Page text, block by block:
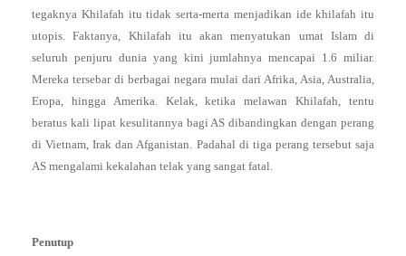
tegaknya Khilafah itu tidak serta-merta menjadikan ide khilafah itu
utopis. Faktanya, Khilafah itu akan menyatukan umat Islam di
seluruh penjuru dunia yang kini jumlahnya mencapai 1.6 miliar.
Mereka tersebar di berbagai negara mulai dari Afrika, Asia, Australia,
Eropa, hingga Amerika. Kelak, ketika melawan Khilafah, tentu
beratus kali lipat kesulitannya bagi AS dibandingkan dengan perang
di Vietnam, Irak dan Afganistan. Padahal di tiga perang tersebut saja
AS mengalami kekalahan telak yang sangat fatal.
Penutup